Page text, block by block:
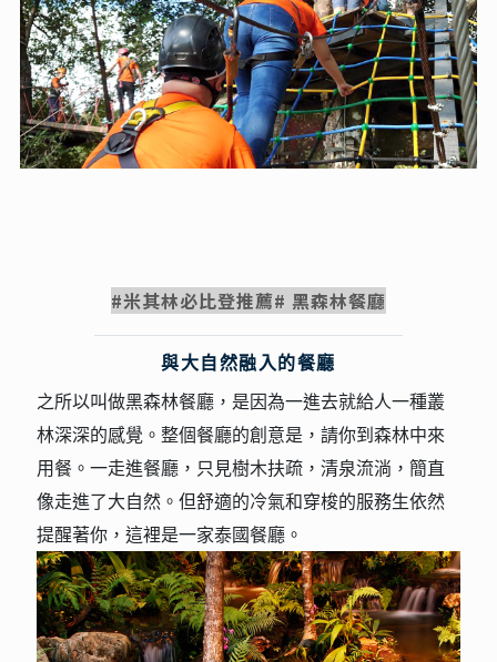
#米其林必比登推薦# 黑森林餐廳
與大自然融入的餐廳
之所以叫做黑森林餐廳，是因為一進去就給人一種叢
林深深的感覺。整個餐廳的創意是，請你到森林中來
用餐。一走進餐廳，只見樹木扶疏，清泉流淌，簡直
像走進了大自然。但舒適的冷氣和穿梭的服務生依然
提醒著你，這裡是一家泰國餐廳。